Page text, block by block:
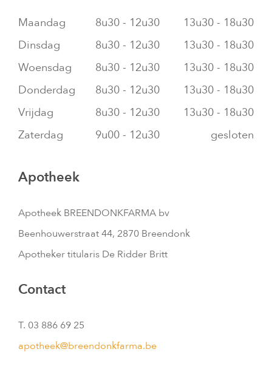
Maandag 8u30 - 12u30
13u30 - 18u30
Dinsdag
8u30 - 12u30
13u30 - 18u30
Woensdag
8u30 - 12u30
13u30 - 18u30
Donderdag
8u30 - 12u30
13u30 - 18u30
Vrijdag
8u30 - 12u30
13u30 - 18u30
Zaterdag
9u00 - 12u30 gesloten
Apotheek
Apotheek BREENDONKFARMA bv
Beenhouwerstraat 44, 2870 Breendonk
Apotheker titularis De Ridder Britt
Contact
T. 03 886 69 25
apotheek@breendonkfarma.be